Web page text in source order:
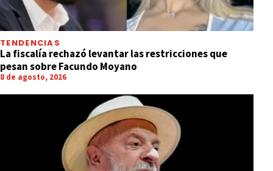
TENDENCIAS
La fiscalía rechazó levantar las restricciones que
pesan sobre Facundo Moyano
8 de agosto, 2026